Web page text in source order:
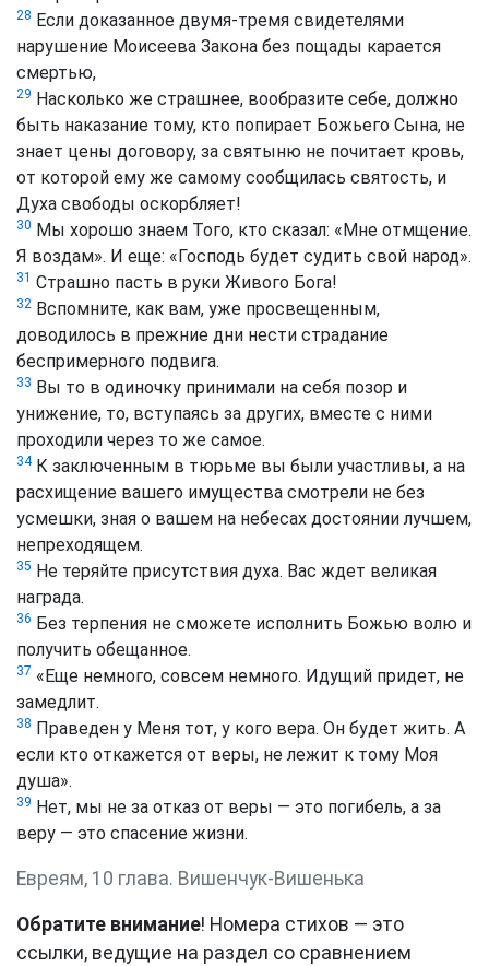
28 Если доказанное двумя-тремя свидетелями
нарушение Моисеева Закона без пощады карается
смертью,
29 Насколько же страшнее, вообразите себе, должно
быть наказание тому, кто попирает Божьего Сына, не
знает цены договору, за святыню не почитает кровь,
от которой ему же самому сообщилась святость, и
Духа свободы оскорбляет!
30 Мы хорошо знаем Того, кто сказал: «Мне отмщение.
Я воздам». И еще: «Господь будет судить свой народ».
31 Страшно пасть в руки Живого Бога!
32 Вспомните, как вам, уже просвещенным,
доводилось в прежние дни нести страдание
беспримерного подвига.
33 Вы то в одиночку принимали на себя позор и
унижение, то, вступаясь за других, вместе с ними
проходили через то же самое.
34К заключенным в тюрьме вы были участливы, а на
расхищение вашего имущества смотрели не без
усмешки, зная о вашем на небесах достоянии лучшем,
непреходящем.
35 Не теряйте присутствия духа. Вас ждет великая
награда.
36 Без терпения не сможете исполнить Божью волю и
получить обещанное.
37 «Еще немного, совсем немного. Идущий придет, не
замедлит.
38 Праведен у Меня тот, у кого вера. Он будет жить. А
если кто откажется от веры, не лежит к тому Моя
душа».
39 Нет, мы не за отказ от веры — это погибель, а за
веру — это спасение жизни.
Евреям, 10 глава. Вишенчук-Вишенька
Обратите внимание! Номера стихов — это
ссылки, ведущие на раздел со сравнением